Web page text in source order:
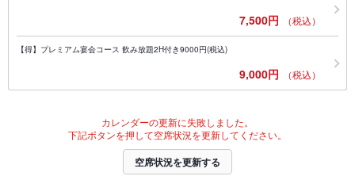
7,500円 （税込）
【得】プレミアム宴会コース 飲み放題2H付き9000円(税込)
9,000円 （税込）
カレンダーの更新に失敗しました。
下記ボタンを押して空席状況を更新してください。
空席状況を更新する